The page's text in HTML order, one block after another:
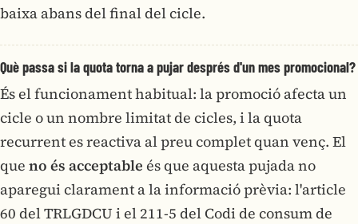
baixa abans del final del cicle.
Què passa si la quota torna a pujar després d'un mes promocional?
És el funcionament habitual: la promoció afecta un
cicle o un nombre limitat de cicles, i la quota
recurrent es reactiva al preu complet quan venç. El
que no és acceptable és que aquesta pujada no
aparegui clarament a la informació prèvia: l'article
60 del TRLGDCU i el 211-5 del Codi de consum de